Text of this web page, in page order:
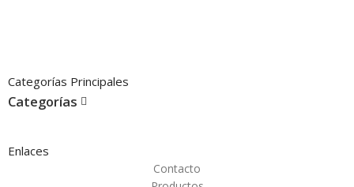
Categorías Principales
Categorías
Enlaces
Contacto